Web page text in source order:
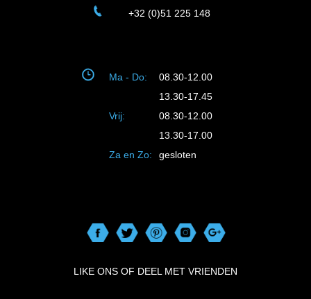
+32 (0)51 225 148
Ma - Do:
08.30-12.00
13.30-17.45
Vrij:
08.30-12.00
13.30-17.00
Za en Zo:
gesloten
LIKE ONS OF DEEL MET VRIENDEN